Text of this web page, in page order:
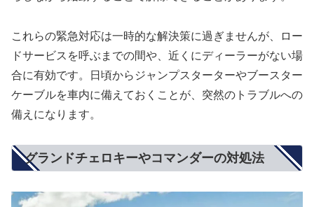
これらの緊急対応は一時的な解決策に過ぎませんが、ロー
ドサービスを呼ぶまでの間や、近くにディーラーがない場
合に有効です。日頃からジャンプスターターやブースター
ケーブルを車内に備えておくことが、突然のトラブルへの
備えになります。
グランドチェロキーやコマンダーの対処法